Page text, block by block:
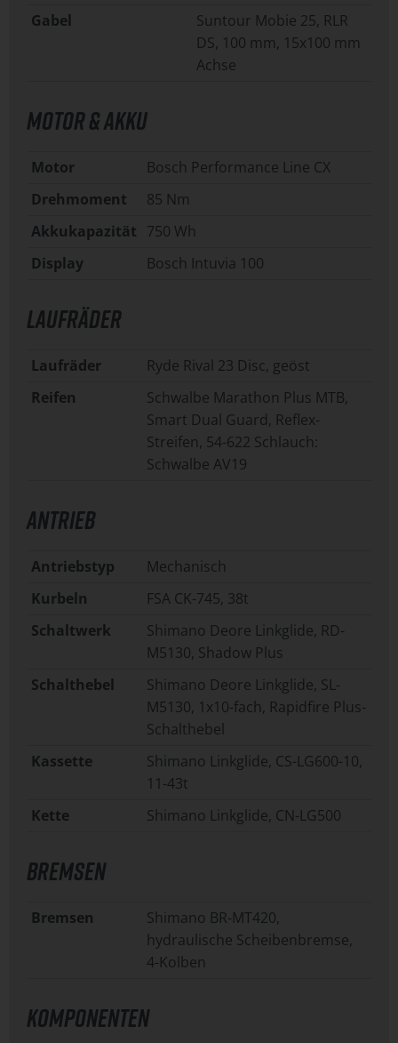
Gabel
Suntour Mobie 25, RLR
DS, 100 mm, 15x100 mm
Achse
MOTOR & AKKU
Motor
Bosch Performance Line CX
Drehmoment
85 Nm
Akkukapazität 750 Wh
Display
Bosch Intuvia 100
LAUFRÄDER
Laufräder
Ryde Rival 23 Disc, geöst
Reifen
Schwalbe Marathon Plus MTB,
Smart Dual Guard, Reflex-
Streifen, 54-622 Schlauch:
Schwalbe AV19
ANTRIEB
Antriebstyp
Mechanisch
Kurbeln
FSA CK-745, 38t
Schaltwerk
Shimano Deore Linkglide, RD-
M5130, Shadow Plus
Schalthebel
Shimano Deore Linkglide, SL-
M5130, 1x10-fach, Rapidfire Plus-
Schalthebel
Kassette
Shimano Linkglide, CS-LG600-10,
11-43t
Kette
Shimano Linkglide, CN-LG500
BREMSEN
Bremsen
Shimano BR-MT420,
hydraulische Scheibenbremse,
4-Kolben
KOMPONENTEN